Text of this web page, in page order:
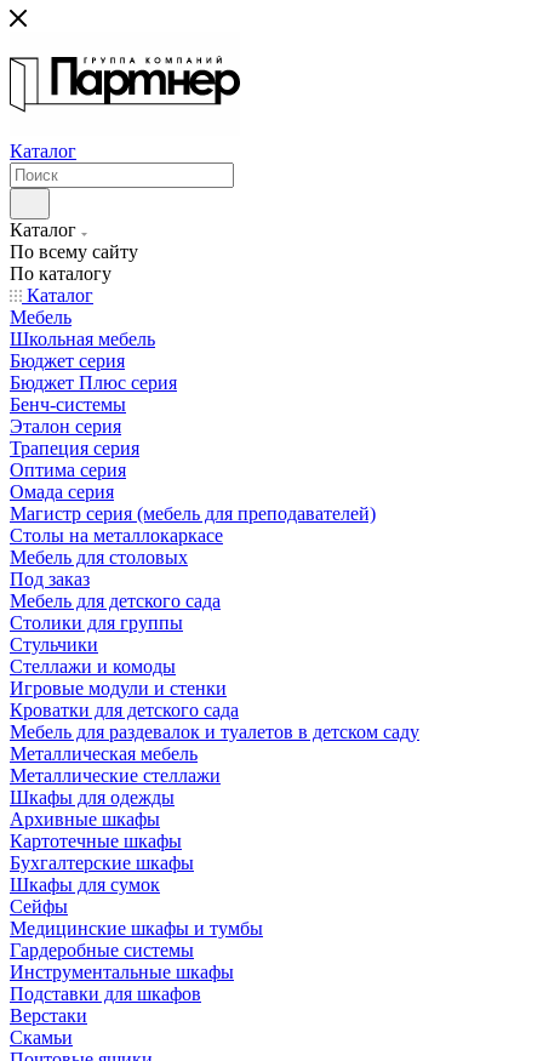
Каталог
Каталог
По всему сайту
По каталогу
Каталог
Мебель
Школьная мебель
Бюджет серия
Бюджет Плюс серия
Бенч-системы
Эталон серия
Трапеция серия
Оптима серия
Омада серия
Магистр серия (мебель для преподавателей)
Столы на металлокаркасе
Мебель для столовых
Под заказ
Мебель для детского сада
Столики для группы
Стульчики
Стеллажи и комоды
Игровые модули и стенки
Кроватки для детского сада
Мебель для раздевалок и туалетов в детском саду
Металлическая мебель
Металлические стеллажи
Шкафы для одежды
Архивные шкафы
Картотечные шкафы
Бухгалтерские шкафы
Шкафы для сумок
Сейфы
Медицинские шкафы и тумбы
Гардеробные системы
Инструментальные шкафы
Подставки для шкафов
Верстаки
Скамьи